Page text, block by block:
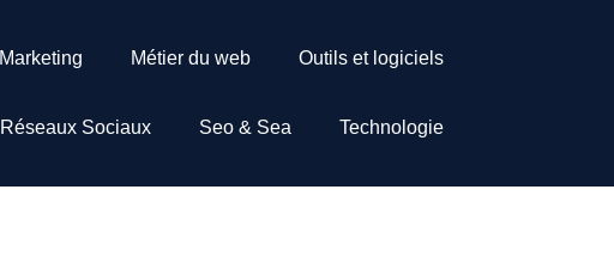
Marketing Métier du web Outils et logiciels
Réseaux Sociaux Seo & Sea Technologie